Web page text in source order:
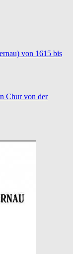
von 1615 bis
Chur von der